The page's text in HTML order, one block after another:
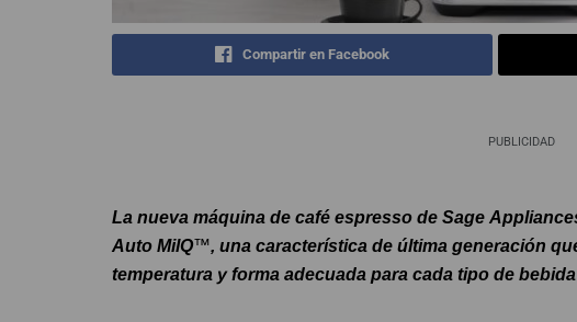
Compartir en Facebook
PUBLICIDAD
La nueva máquina de café espresso de Sage
Auto MilQ™, una característica de última generación
temperatura y forma adecuada para cada tipo de